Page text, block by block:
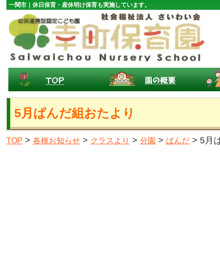
一関市｜休日保育・産休明け保育も実施しています。
5月ぱんだ組おたより
TOP > 各種お知らせ > クラスより > 分園 > ぱんだ > 5月